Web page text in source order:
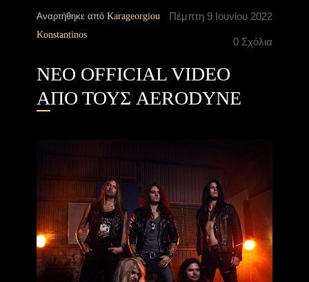
Πέμπτη 9 Ιουνίου 2022
0 Σχόλια
Αναρτήθηκε από Karageorgiou
Konstantinos
NEO OFFICIAL VIDEO
ΑΠΟ ΤΟΥΣ AERODYNE